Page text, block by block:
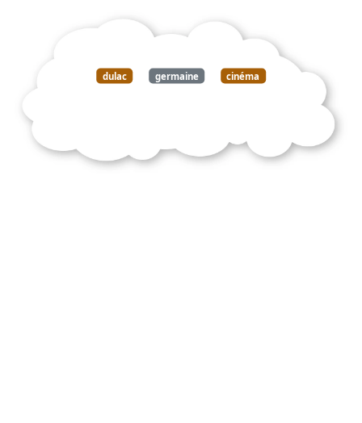
dulac germaine cinéma